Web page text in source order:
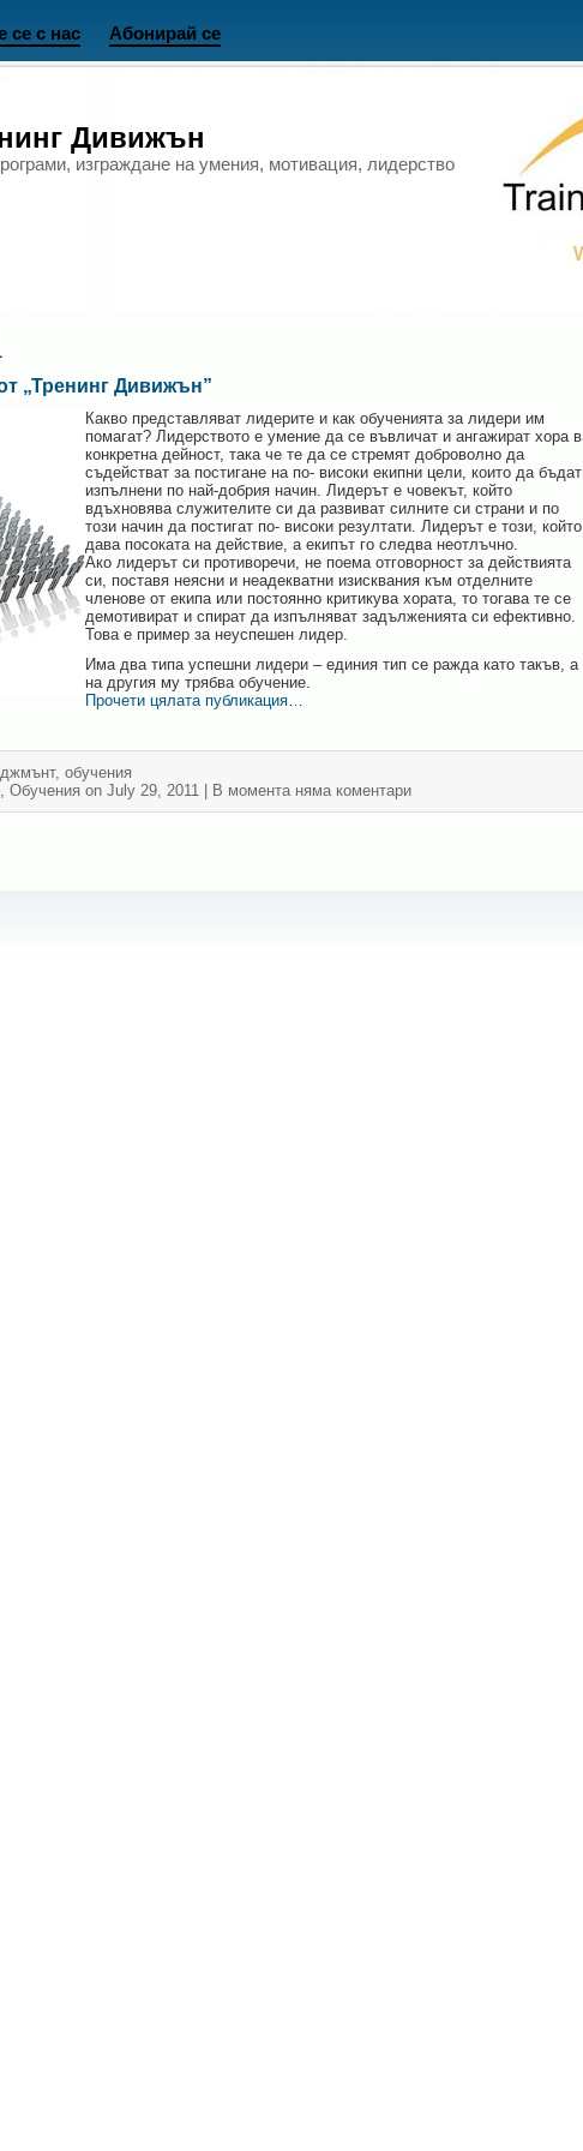
се с нас Абонирай се
Дивижън
изграждане на умения, мотивация, лидерство
„Тренинг Дивижън”
Какво представляват лидерите и как обученията за лидери им
помагат? Лидерството е умение да се въвличат и ангажират хора в
конкретна дейност, така че те да се стремят доброволно да
съдействат за постигане на по- високи екипни цели, които да бъдат
изпълнени по най-добрия начин. Лидерът е човекът, който
вдъхновява служителите си да развиват силните си страни и по
този начин да постигат по- високи резултати. Лидерът е този, който
дава посоката на действие, а екипът го следва неотлъчно.
Ако лидерът си противоречи, не поема отговорност за действията
си, поставя неясни и неадекватни изисквания към отделните
членове от екипа или постоянно критикува хората, то тогава те се
демотивират и спират да изпълняват задълженията си ефективно.
Това е пример за неуспешен лидер.
Има два типа успешни лидери – единия тип се ражда като такъв, а
на другия му трябва обучение.
Прочети цялата публикация…
, обучения
, Обучения on July 29, 2011 | В момента няма коментари